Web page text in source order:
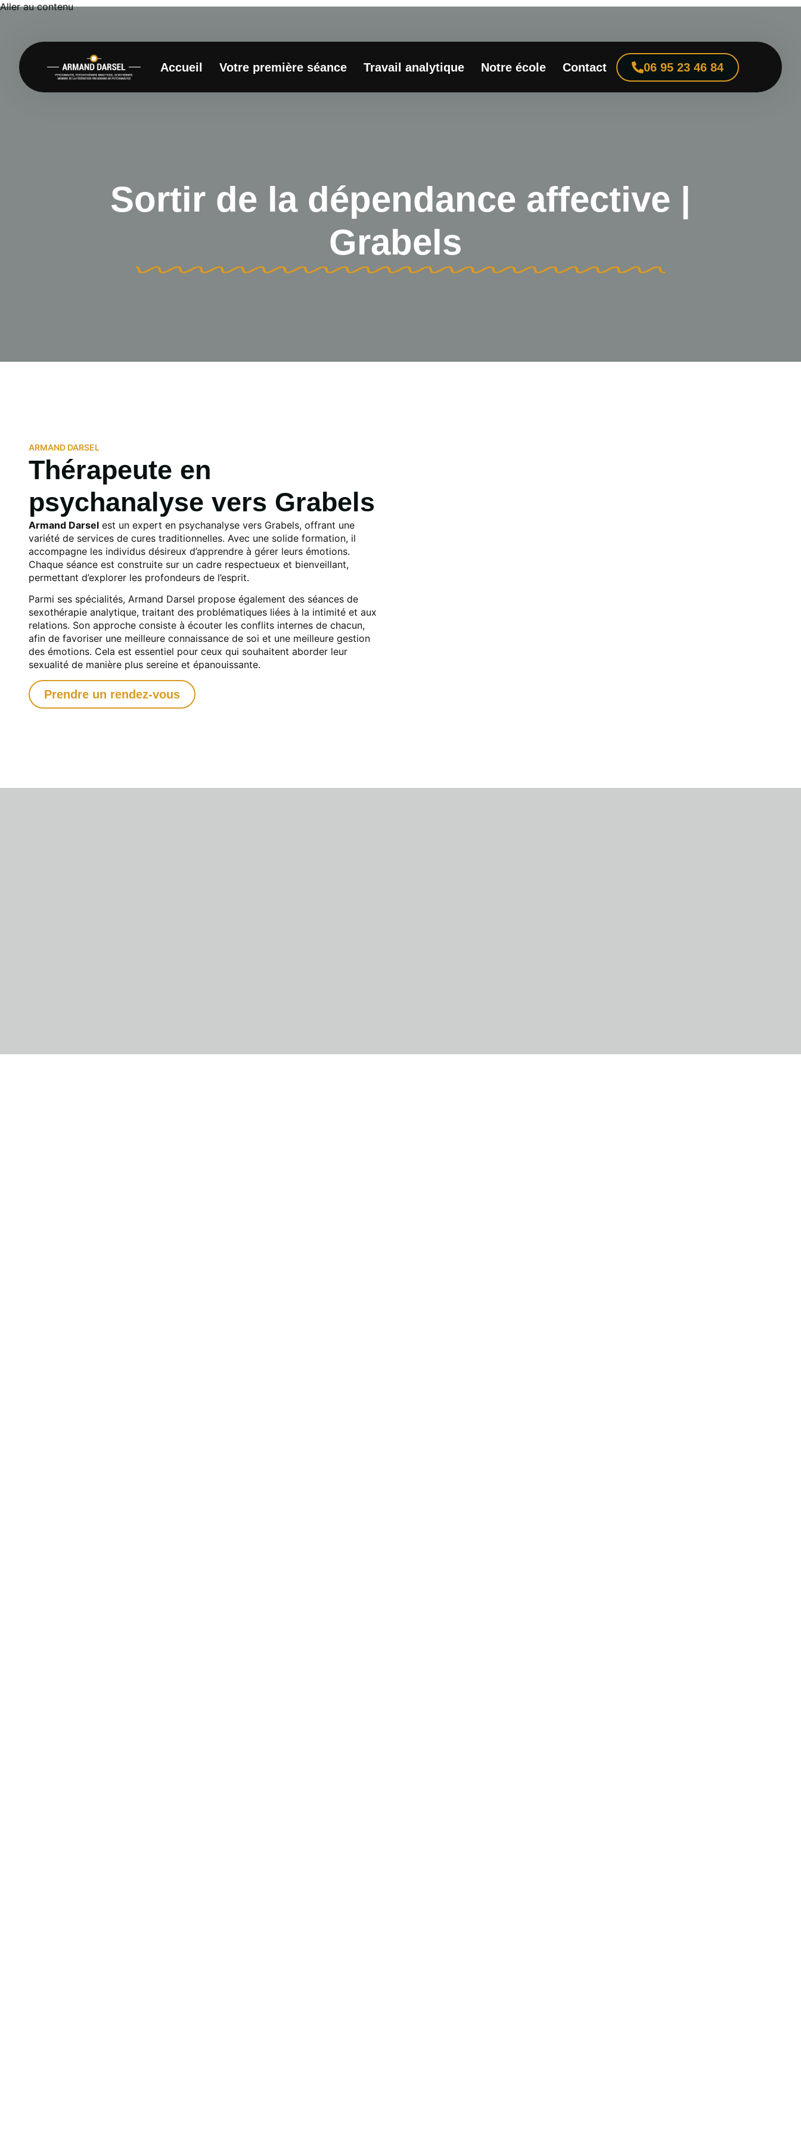
Aller au contenu
Accueil Votre première séance Travail analytique Notre école Contact 06 95 23 46 84
Sortir de la dépendance affective |
Grabels
ARMAND DARSEL
Thérapeute en
psychanalyse vers Grabels
Armand Darsel est un expert en psychanalyse vers Grabels, offrant une
variété de services de cures traditionnelles. Avec une solide formation, il
accompagne les individus désireux d’apprendre à gérer leurs émotions.
Chaque séance est construite sur un cadre respectueux et bienveillant,
permettant d’explorer les profondeurs de l’esprit.
Parmi ses spécialités, Armand Darsel propose également des séances de
sexothérapie analytique, traitant des problématiques liées à la intimité et aux
relations. Son approche consiste à écouter les conflits internes de chacun,
afin de favoriser une meilleure connaissance de soi et une meilleure gestion
des émotions. Cela est essentiel pour ceux qui souhaitent aborder leur
sexualité de manière plus sereine et épanouissante.
Prendre un rendez-vous